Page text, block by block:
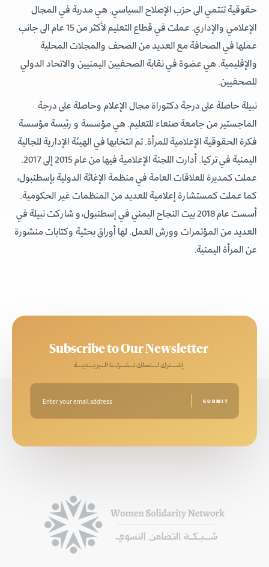
حقوقية تنتمي الى حزب الإصلاح السياسي. هي مدربة في المجال
الإعلامي والإداري. عملت في قطاع التعليم لأكثر من 15 عام الى جانب
عملها في الصحافة مع العديد من الصحف والمجلات المحلية
والإقليمية. هي عضوة في نقابة الصحفيين اليمنيين والاتحاد الدولي
للصحفيين.
نبيلة حاصلة على درجة دكتوراة مجال الإعلام وحاصلة على درجة
الماجستير من جامعة صنعاء للتعليم. هي مؤسسة و رئيسة مؤسسة
فكرة الحقوقية الإعلامية للمرأة. تم انتخابها في الهيئة الإدارية للجالية
اليمنية في تركيا. أدارت اللجنة الإعلامية فيها من عام 2015 إلى 2017.
عملت كمديرة للعلاقات العامة في منظمة الإغاثة الدولية بإسطنبول،
كما عملت كمستشارة إعلامية للعديد من المنظمات غير الحكومية.
أسست عام 2018 بيت النجاح اليمني في إسطنبول،و شاركت نبيلة في
العديد من المؤتمرات وورش العمل. لها أوراق بحثية وكتابات منشورة
عن المرأة اليمنية.
Subscribe to Our Newsletter
إشـــترك لـــتصلك نــشــرتــنا الــبريـــديـــة